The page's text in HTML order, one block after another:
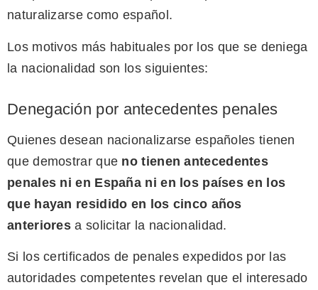
naturalizarse como español.
Los motivos más habituales por los que se deniega
la nacionalidad son los siguientes:
Denegación por antecedentes penales
Quienes desean nacionalizarse españoles tienen
que demostrar que no tienen antecedentes
penales ni en España ni en los países en los
que hayan residido en los cinco años
anterioresa solicitar la nacionalidad.
Si los certificados de penales expedidos por las
autoridades competentes revelan que el interesado